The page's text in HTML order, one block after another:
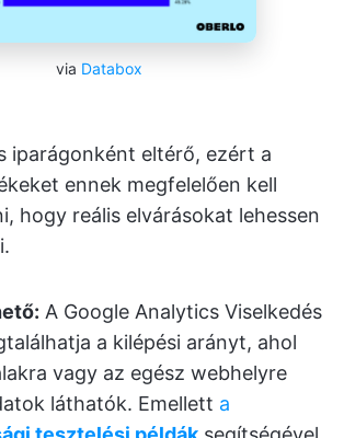
via Databox
iparágonként eltérő, ezért a
ennek megfelelően kell
hogy reális elvárásokat lehessen
A Google Analytics Viselkedés
a kilépési arányt, ahol
vagy az egész webhelyre
láthatók. Emellett a